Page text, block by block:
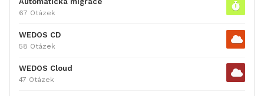
67 Otázek
WEDOS CD
58 Otázek
WEDOS Cloud
47 Otázek